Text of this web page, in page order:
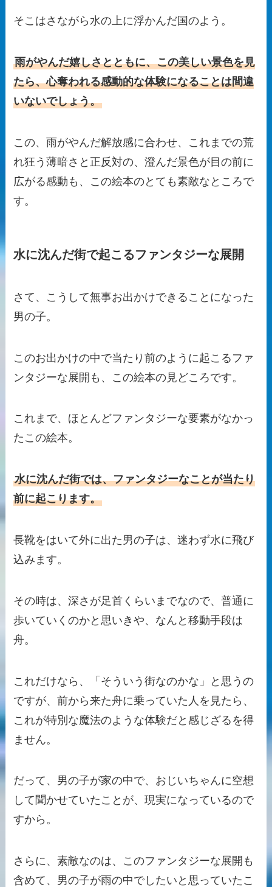
そこはさながら水の上に浮かんだ国のよう。
雨がやんだ嬉しさとともに、この美しい景色を見
たら、心奪われる感動的な体験になることは間違
いないでしょう。
この、雨がやんだ解放感に合わせ、これまでの荒
れ狂う薄暗さと正反対の、澄んだ景色が目の前に
広がる感動も、この絵本のとても素敵なところで
す。
水に沈んだ街で起こるファンタジーな展開
さて、こうして無事お出かけできることになった
男の子。
このお出かけの中で当たり前のように起こるファ
ンタジーな展開も、この絵本の見どころです。
これまで、ほとんどファンタジーな要素がなかっ
たこの絵本。
水に沈んだ街では、ファンタジーなことが当たり
前に起こります。
長靴をはいて外に出た男の子は、迷わず水に飛び
込みます。
その時は、深さが足首くらいまでなので、普通に
歩いていくのかと思いきや、なんと移動手段は
舟。
これだけなら、「そういう街なのかな」と思うの
ですが、前から来た舟に乗っていた人を見たら、
これが特別な魔法のような体験だと感じざるを得
ません。
だって、男の子が家の中で、おじいちゃんに空想
して聞かせていたことが、現実になっているので
すから。
さらに、素敵なのは、このファンタジーな展開も
含めて、男の子が雨の中でしたいと思っていたこ